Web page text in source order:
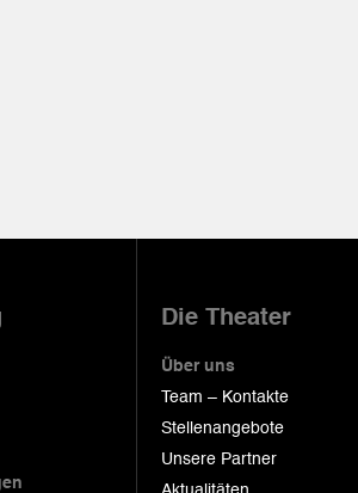
Die Theater
Über uns
Team – Kontakte
Stellenangebote
Unsere Partner